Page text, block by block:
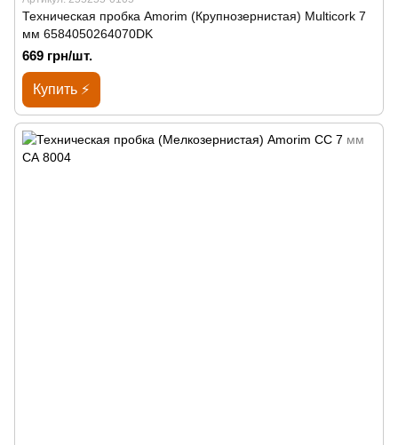
Техническая пробка Amorim (Крупнозернистая) Multicork 7
мм 6584050264070DK
669 грн/шт.
Купить ⚡